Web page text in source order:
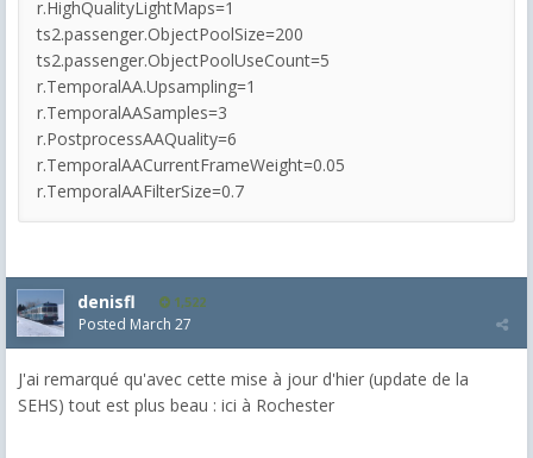
r.HighQualityLightMaps=1
ts2.passenger.ObjectPoolSize=200
ts2.passenger.ObjectPoolUseCount=5
r.TemporalAA.Upsampling=1
r.TemporalAASamples=3
r.PostprocessAAQuality=6
r.TemporalAACurrentFrameWeight=0.05
r.TemporalAAFilterSize=0.7
denisfl 1,522
Posted March 27
J'ai remarqué qu'avec cette mise à jour d'hier (update de la
SEHS) tout est plus beau : ici à Rochester